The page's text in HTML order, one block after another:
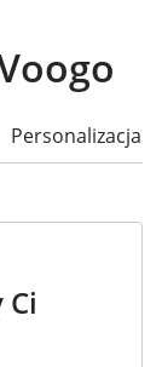
Personalizacja